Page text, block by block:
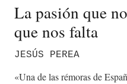
La pasión que
que nos falta
JESÚS PEREA
«Una de las rémoras de